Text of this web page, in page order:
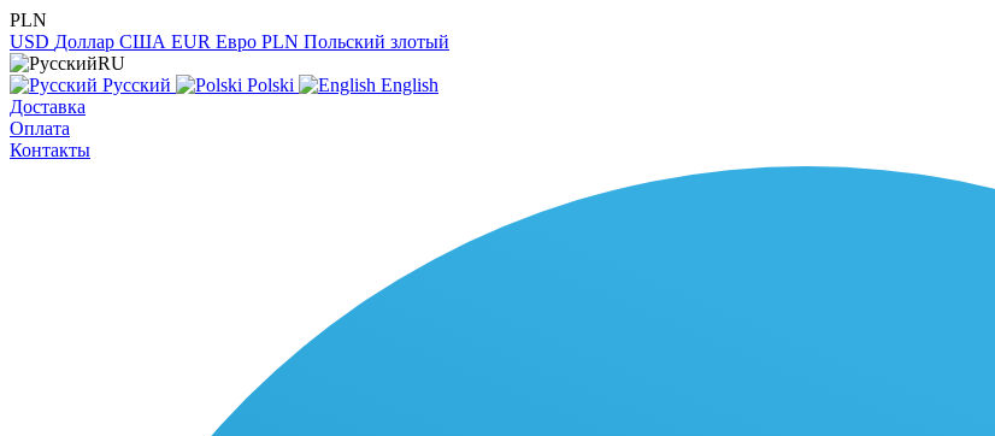
PLN
USD Доллар США EUR Евро PLN Польский злотый
RU
Русский
Polski
English
Доставка
Оплата
Контакты